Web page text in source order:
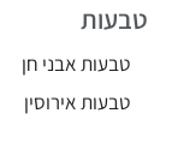
טבעות
טבעות אבני חן
טבעות אירוסין